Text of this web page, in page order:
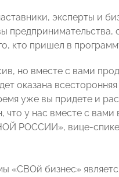
эксперты и
кто пришел в
но вместе с вами
оказана
уже вы придете и
у нас вместе с
РОССИИ», вице-
«СВОй бизнес»